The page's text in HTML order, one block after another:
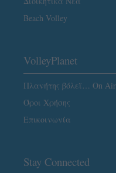
Beach Volley
VolleyPlanet
Πλανήτης βόλεϊ… On
Όροι Χρήσης
Επικοινωνία
Stay Connected